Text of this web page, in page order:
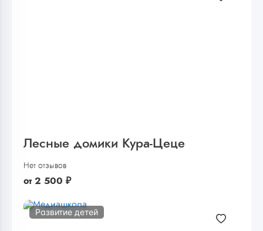
Лесные домики Кура-Цеце
Нет отзывов
от 2 500 ₽
Развитие детей